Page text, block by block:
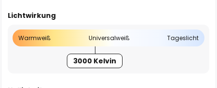
Lichtwirkung
Warmweiß Universalweiß Tageslicht
3000 Kelvin